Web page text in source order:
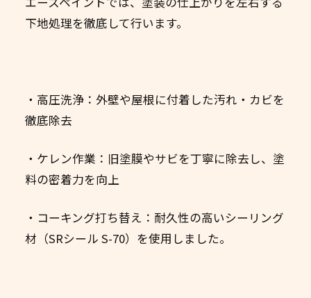
下地処理を徹底して行います。
・高圧洗浄：外壁や屋根に付着した汚れ・カビを
徹底除去
・ケレン作業：旧塗膜やサビを丁寧に除去し、塗
料の密着力を向上
・コーキング打ち替え：耐久性の高いシーリング
材（SRシール S-70）を使用しました。